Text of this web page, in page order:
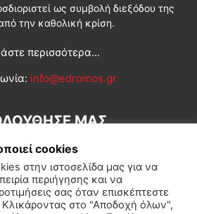
ως συμβολή διεξόδου της
την καθολική κρίση.
περισσότερα...
info@edromos.gr
ΜΑΣ
cookies
στην ιστοσελίδα μας για να
περιήγησης και να
σας όταν επισκέπτεστε
στο "Αποδοχή όλων",